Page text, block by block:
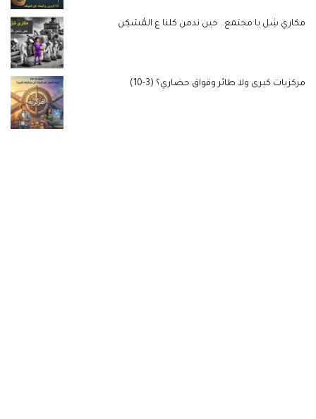
مكاري شِل يا مجتمع.. حين ندمن كلنا ع المُسَكِن
مركزيات كبرى ولا طائر وقواق حضاري؟ (3-10)